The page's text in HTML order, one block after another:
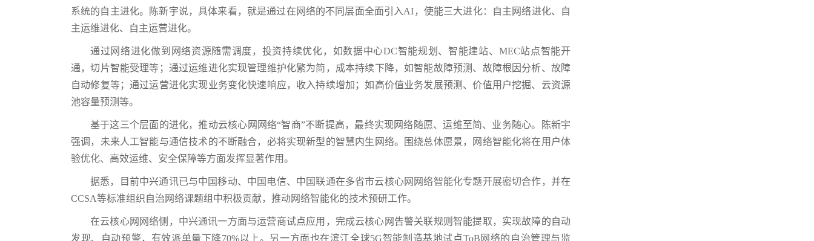
系统的自主进化。陈新宇说，具体来看，就是通过在网络的不同层面全面引入AI，使能三大进化：自主网络进化、自
主运维进化、自主运营进化。
通过网络进化做到网络资源随需调度，投资持续优化，如数据中心DC智能规划、智能建站、MEC站点智能开
通，切片智能受理等；通过运维进化实现管理维护化繁为简，成本持续下降，如智能故障预测、故障根因分析、故障
自动修复等；通过运营进化实现业务变化快速响应，收入持续增加；如高价值业务发展预测、价值用户挖掘、云资源
池容量预测等。
基于这三个层面的进化，推动云核心网网络“智商”不断提高，最终实现网络随愿、运维至简、业务随心。陈新宇
强调，未来人工智能与通信技术的不断融合，必将实现新型的智慧内生网络。围绕总体愿景，网络智能化将在用户体
验优化、高效运维、安全保障等方面发挥显著作用。
据悉，目前中兴通讯已与中国移动、中国电信、中国联通在多省市云核心网网络智能化专题开展密切合作，并在
CCSA等标准组织自治网络课题组中积极贡献，推动网络智能化的技术预研工作。
在云核心网网络侧，中兴通讯一方面与运营商试点应用，完成云核心网告警关联规则智能提取，实现故障的自动
发现、自动预警，有效派单量下降70%以上。另一方面也在滨江全球5G智能制造基地试点ToB网络的自治管理与监